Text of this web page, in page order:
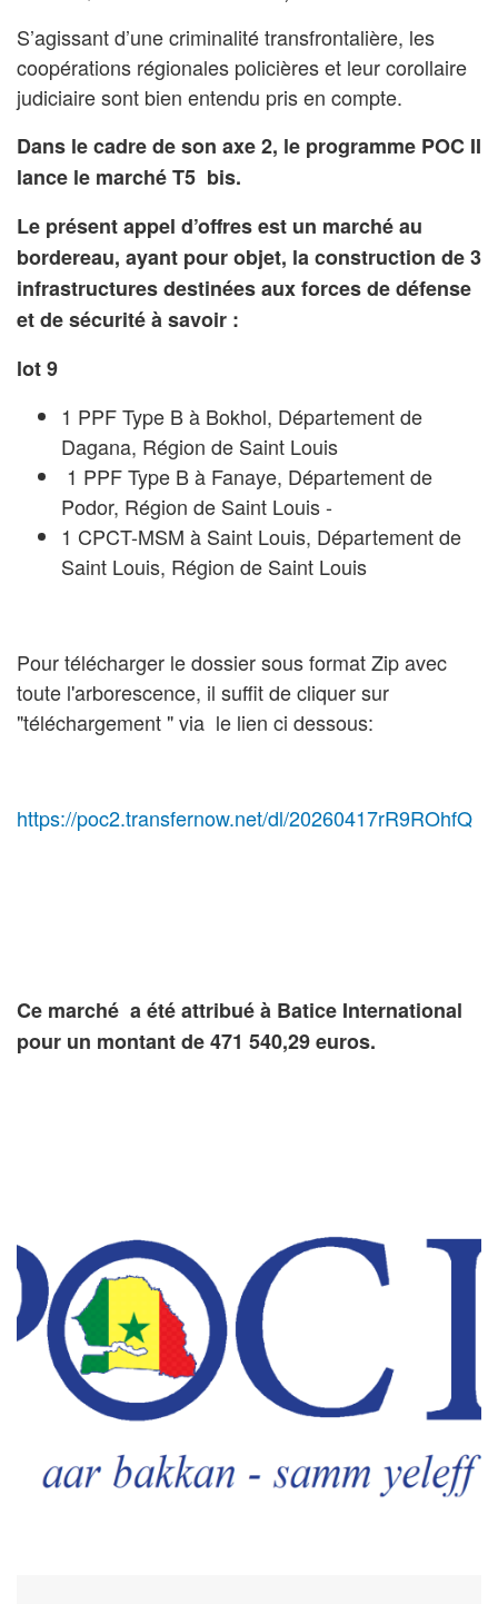
S’agissant d’une criminalité transfrontalière, les
coopérations régionales policières et leur corollaire
judiciaire sont bien entendu pris en compte.
Dans le cadre de son axe 2, le programme POC II
lance le marché T5 bis.
Le présent appel d’offres est un marché au
bordereau, ayant pour objet, la construction de 3
infrastructures destinées aux forces de défense
et de sécurité à savoir :
lot 9
1 PPF Type B à Bokhol, Département de
Dagana, Région de Saint Louis
1 PPF Type B à Fanaye, Département de
Podor, Région de Saint Louis -
1 CPCT-MSM à Saint Louis, Département de
Saint Louis, Région de Saint Louis
Pour télécharger le dossier sous format Zip avec
toute l'arborescence, il suffit de cliquer sur
"téléchargement " via le lien ci dessous:
https://poc2.transfernow.net/dl/20260417rR9ROhfQ
Ce marché a été attribué à Batice International
pour un montant de 471 540,29 euros.